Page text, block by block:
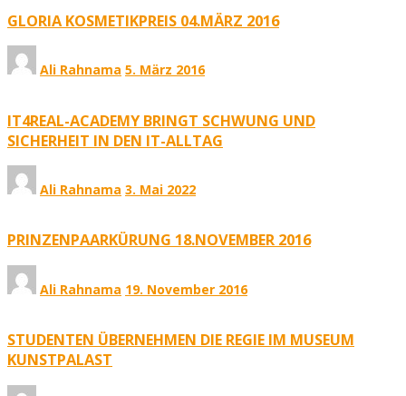
GLORIA KOSMETIKPREIS 04.MÄRZ 2016
Ali Rahnama 5. März 2016
IT4REAL-ACADEMY BRINGT SCHWUNG UND
SICHERHEIT IN DEN IT-ALLTAG
Ali Rahnama 3. Mai 2022
PRINZENPAARKÜRUNG 18.NOVEMBER 2016
Ali Rahnama 19. November 2016
STUDENTEN ÜBERNEHMEN DIE REGIE IM MUSEUM
KUNSTPALAST